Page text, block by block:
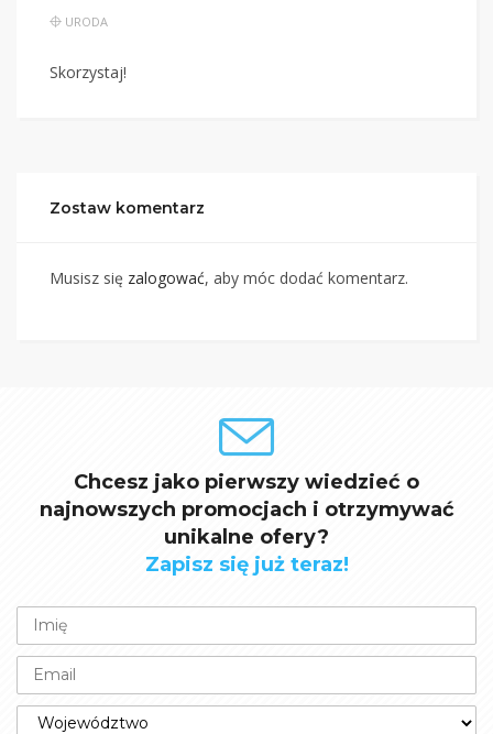
URODA
Skorzystaj!
Zostaw komentarz
Musisz się zalogować, aby móc dodać komentarz.
Chcesz jako pierwszy wiedzieć o
najnowszych promocjach i otrzymywać
unikalne ofery?
Zapisz się już teraz!